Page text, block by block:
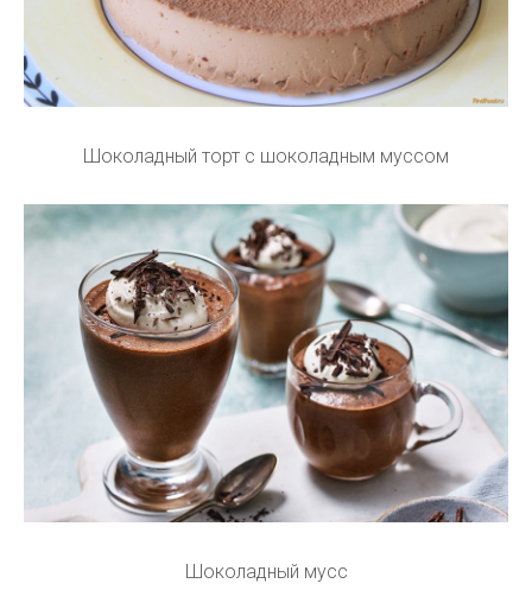
Шоколадный торт с шоколадным муссом
Шоколадный мусс